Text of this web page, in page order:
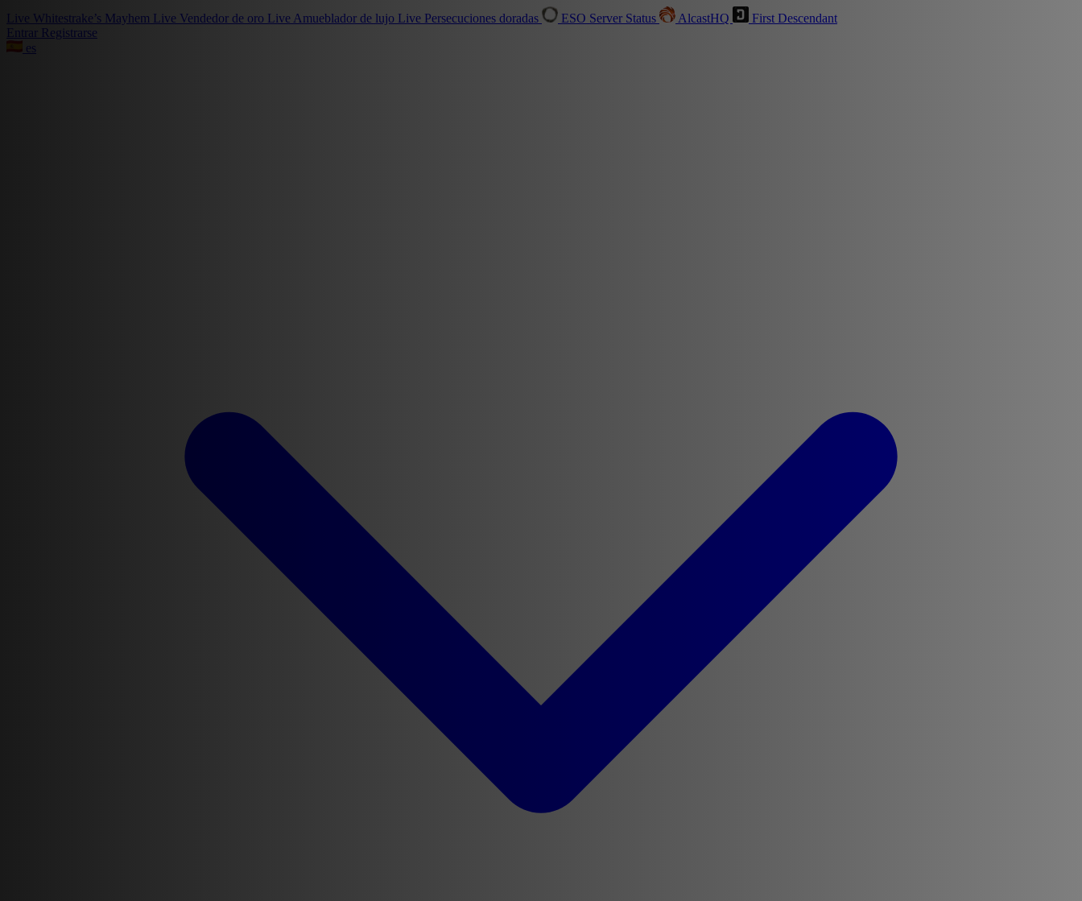
Live Whitestrake’s Mayhem Live Vendedor de oro Live Amueblador de lujo Live Persecuciones doradas ESO Server Status AlcastHQ
First Descendant
Entrar Registrarse
es